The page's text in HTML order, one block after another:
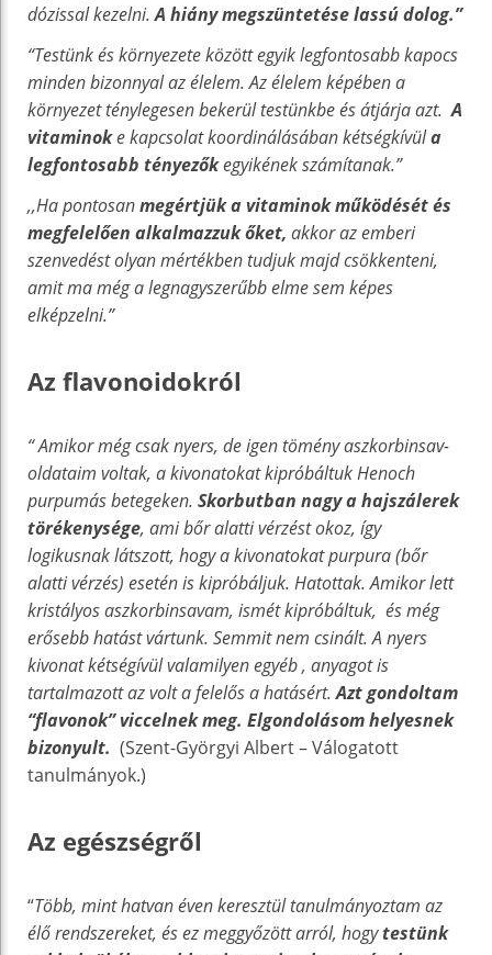
dózissal kezelni.A hiány megszüntetése lassú dolog.”
“Testünk és környezete között egyik legfontosabb kapocs
minden bizonnyal az élelem. Az élelem képében a
környezet ténylegesen bekerül testünkbe és átjárja azt.A
vitaminoke kapcsolat koordinálásában kétségkívüla
legfontosabb tényezőkegyikének számítanak.”
,,Ha pontosanmegértjük a vitaminok működését és
megfelelően alkalmazzuk őket, akkor az emberi
szenvedést olyan mértékben tudjuk majd csökkenteni,
amit ma még a legnagyszerűbb elme sem képes
elképzelni.”
Az flavonoidokról
“ Amikor még csak nyers, de igen tömény aszkorbinsav-
oldataim voltak, a kivonatokat kipróbáltuk Henoch
purpumás betegeken. Skorbutban nagy a hajszálerek
törékenysége, ami bőr alatti vérzést okoz, így
logikusnak látszott, hogy a kivonatokat purpura (bőr
alatti vérzés) esetén is kipróbáljuk. Hatottak. Amikor lett
kristályos aszkorbinsavam, ismét kipróbáltuk, és még
erősebb hatást vártunk. Semmit nem csinált. A nyers
kivonat kétségívül valamilyen egyéb , anyagot is
tartalmazott az volt a felelős a hatásért.Azt gondoltam
“flavonok” viccelnek meg. Elgondolásom helyesnek
bizonyult. (Szent-Györgyi Albert – Válogatott
tanulmányok.)
Az egészségről
“Több, mint hatvan éven keresztül tanulmányoztam az
élő rendszereket, és ez meggyőzött arról, hogytestünk